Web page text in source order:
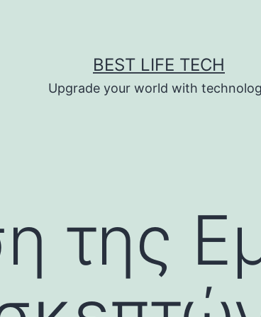
BEST LIFE TECH
Upgrade your world with
της